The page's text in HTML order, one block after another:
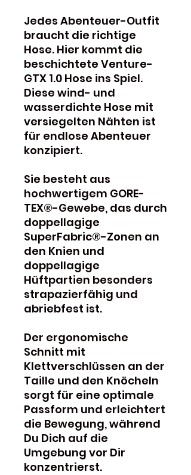
Jedes Abenteuer-Outfit
braucht die richtige
Hose. Hier kommt die
beschichtete Venture-
GTX 1.0 Hose ins Spiel.
Diese wind- und
wasserdichte Hose mit
versiegelten Nähten ist
für endlose Abenteuer
konzipiert.
Sie besteht aus
hochwertigem GORE-
TEX®-Gewebe, das durch
doppellagige
SuperFabric®-Zonen an
den Knien und
doppellagige
Hüftpartien besonders
strapazierfähig und
abriebfest ist.
Der ergonomische
Schnitt mit
Klettverschlüssen an der
Taille und den Knöcheln
sorgt für eine optimale
Passform und erleichtert
die Bewegung, während
Du Dich auf die
Umgebung vor Dir
konzentrierst.